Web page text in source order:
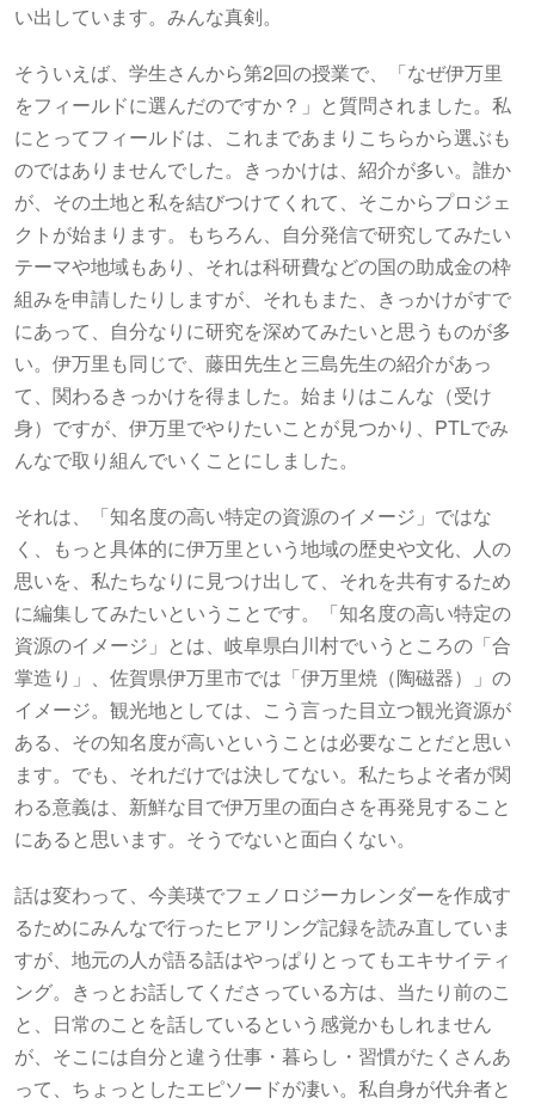
い出しています。みんな真剣。
そういえば、学生さんから第2回の授業で、「なぜ伊万里
をフィールドに選んだのですか？」と質問されました。私
にとってフィールドは、これまであまりこちらから選ぶも
のではありませんでした。きっかけは、紹介が多い。誰か
が、その土地と私を結びつけてくれて、そこからプロジェ
クトが始まります。もちろん、自分発信で研究してみたい
テーマや地域もあり、それは科研費などの国の助成金の枠
組みを申請したりしますが、それもまた、きっかけがすで
にあって、自分なりに研究を深めてみたいと思うものが多
い。伊万里も同じで、藤田先生と三島先生の紹介があっ
て、関わるきっかけを得ました。始まりはこんな（受け
身）ですが、伊万里でやりたいことが見つかり、PTLでみ
んなで取り組んでいくことにしました。
それは、「知名度の高い特定の資源のイメージ」ではな
く、もっと具体的に伊万里という地域の歴史や文化、人の
思いを、私たちなりに見つけ出して、それを共有するため
に編集してみたいということです。「知名度の高い特定の
資源のイメージ」とは、岐阜県白川村でいうところの「合
掌造り」、佐賀県伊万里市では「伊万里焼（陶磁器）」の
イメージ。観光地としては、こう言った目立つ観光資源が
ある、その知名度が高いということは必要なことだと思い
ます。でも、それだけでは決してない。私たちよそ者が関
わる意義は、新鮮な目で伊万里の面白さを再発見すること
にあると思います。そうでないと面白くない。
話は変わって、今美瑛でフェノロジーカレンダーを作成す
るためにみんなで行ったヒアリング記録を読み直していま
すが、地元の人が語る話はやっぱりとってもエキサイティ
ング。きっとお話してくださっている方は、当たり前のこ
と、日常のことを話しているという感覚かもしれません
が、そこには自分と違う仕事・暮らし・習慣がたくさんあ
って、ちょっとしたエピソードが凄い。私自身が代弁者と